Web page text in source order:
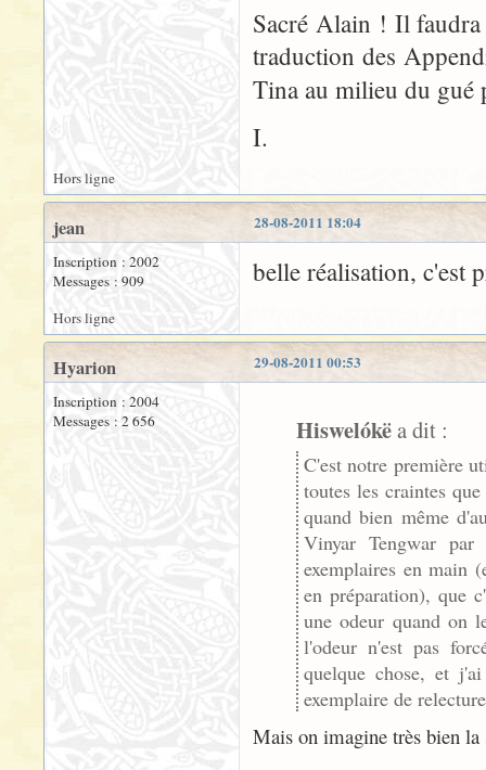
Sacré Alain ! Il faudra
traduction des
Tina au milieu du gué
I.
Hors ligne
28-08-2011 18:04
jean
Inscription : 2002
Messages : 909
belle réalisation, c'est
Hors ligne
29-08-2011 00:53
Hyarion
Inscription : 2004
Messages : 2 656
Hiswelókëa dit :
C'est notre première
toutes les craintes
quand bien même
Vinyar Tengwar
exemplaires en main
en préparation), que
une odeur quand on
l'odeur n'est pas
quelque chose, et
exemplaire de
Mais on imagine très bien